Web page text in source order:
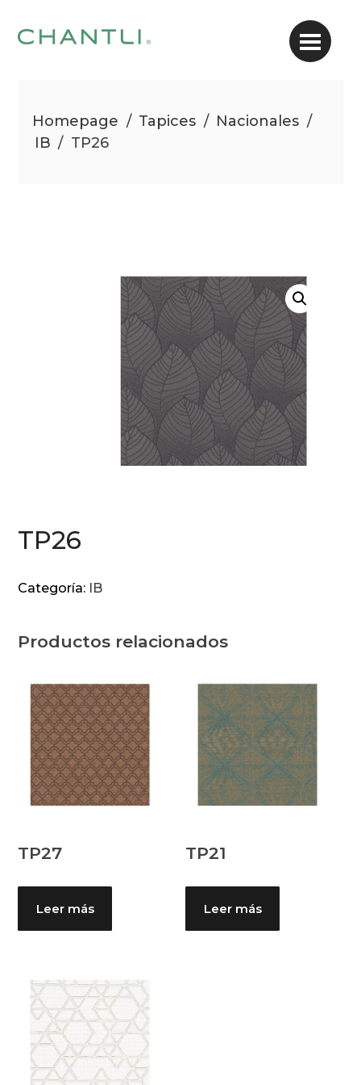
Homepage / Tapices / Nacionales /
IB / TP26
TP26
Categoría: IB
Productos relacionados
TP27
Leer más
TP21
Leer más